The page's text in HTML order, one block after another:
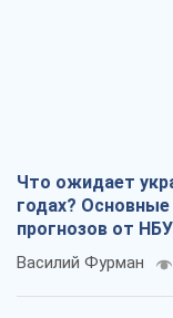
Что ожидает
годах?
прогнозов от НБУ
Василий Фурман